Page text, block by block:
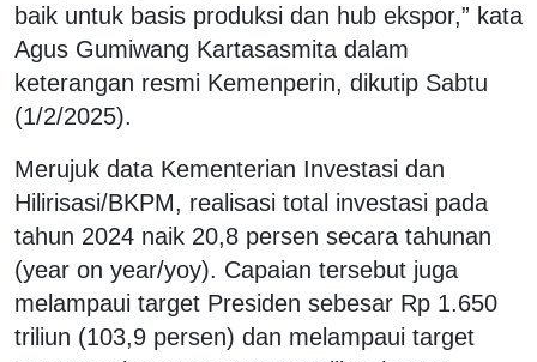
baik untuk basis produksi dan hub ekspor,” kata
Agus Gumiwang Kartasasmita dalam
keterangan resmi Kemenperin, dikutip Sabtu
(1/2/2025).
Merujuk data Kementerian Investasi dan
Hilirisasi/BKPM, realisasi total investasi pada
tahun 2024 naik 20,8 persen secara tahunan
(year on year/yoy). Capaian tersebut juga
melampaui target Presiden sebesar Rp 1.650
triliun (103,9 persen) dan melampaui target